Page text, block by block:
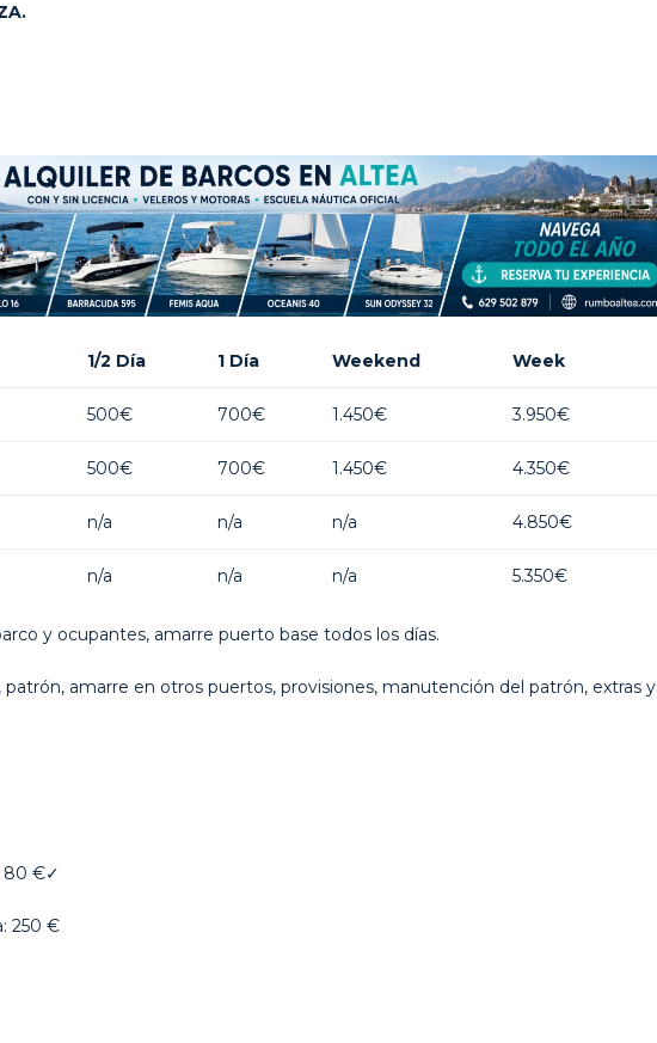
1/2 Día 1 Día Weekend Week
500€ 700€ 1.450€ 3.950€
500€ 700€ 1.450€ 4.350€
n/a n/a n/a 4.850€
n/a n/a n/a 5.350€
y ocupantes, amarre puerto base todos los días.
patrón, amarre en otros puertos, provisiones, manutención del patrón, extras y
80 €✓
250 €